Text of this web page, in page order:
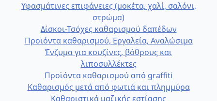
Υφασμάτινες επιφάνειες (μοκέτα, χαλί, σαλόνι,
στρώμα)
Δίσκοι-Τσόχες καθαρισμού δαπέδων
Προϊόντα καθαρισμού, Εργαλεία, Αναλώσιμα
Ένζυμα για κουζίνες, βόθρους και
λιποσυλλέκτες
Προϊόντα καθαρισμού από graffiti
Καθαρισμός μετά από φωτιά και πλημμύρα
Καθαριστικά μαζικής εστίασης